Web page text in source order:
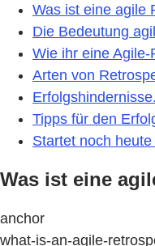
Was ist eine agile
Die Bedeutung
Wie ihr eine
Arten von
Erfolgshindernisse.
Tipps für den
Startet noch
Was ist eine
anchor
what-is-an-agile-